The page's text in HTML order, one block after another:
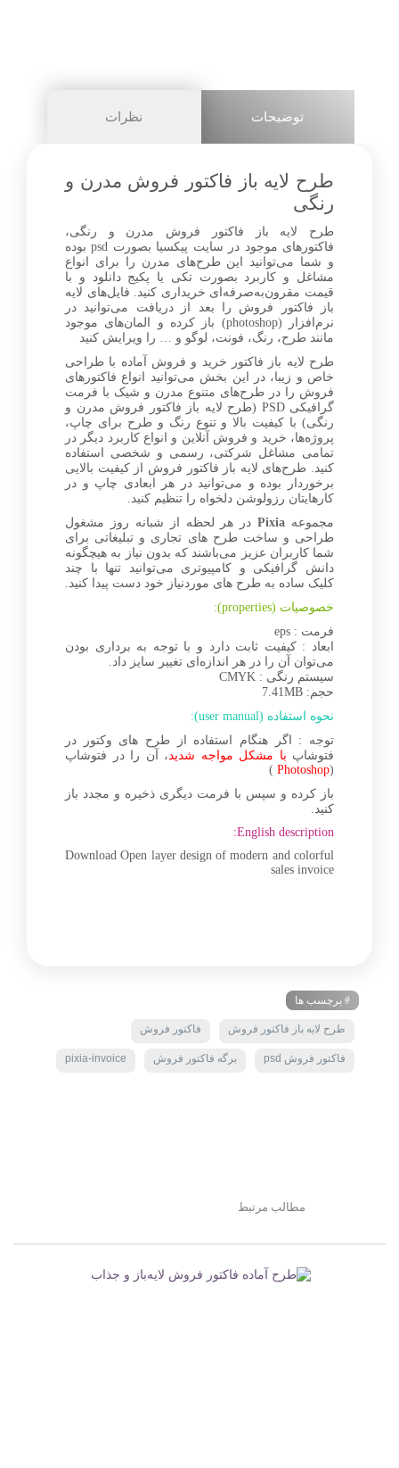
0
توضیحات نظرات
طرح لایه باز فاکتور فروش مدرن و
رنگی
طرح لایه باز فاکتور فروش مدرن و رنگی،
فاکتورهای موجود در سایت پیکسیا بصورت psd بوده
و شما می‌توانید این طرح‌های مدرن را برای انواع
مشاغل و کاربرد بصورت تکی یا پکیج دانلود و با
قیمت مقرون‌به‌صرفه‌ای خریداری کنید. فایل‌های لایه
باز فاکتور فروش را بعد از دریافت می‌توانید در
نرم‌افزار (photoshop) باز کرده و المان‌های موجود
مانند طرح، رنگ، فونت، لوگو و … را ویرایش کنید
طرح لایه باز فاکتور خرید و فروش آماده با طراحی
خاص و زیبا، در این بخش می‌توانید انواع فاکتورهای
فروش را در طرح‌های متنوع مدرن و شیک با فرمت
گرافیکی PSD (طرح لایه باز فاکتور فروش مدرن و
رنگی) با کیفیت بالا و تنوع رنگ و طرح برای چاپ،
پروژه‌ها، خرید و فروش آنلاین و انواع کاربرد دیگر در
تمامی مشاغل شرکتی، رسمی و شخصی استفاده
کنید. طرح‌های لایه باز فاکتور فروش از کیفیت بالایی
برخوردار بوده و می‌توانید در هر ابعادی چاپ و در
کارهایتان رزولوشن دلخواه را تنظیم کنید.
مجموعه Pixia در هر لحظه از شبانه روز مشغول
طراحی و ساخت طرح های تجاری و تبلیغاتی برای
شما کاربران عزیز می‌باشند که بدون نیاز به هیچگونه
دانش گرافیکی و کامپیوتری می‌توانید تنها با چند
کلیک ساده به طرح های موردنیاز خود دست پیدا کنید.
خصوصیات (properties):
فرمت : eps
ابعاد : کیفیت ثابت دارد و با توجه به برداری بودن
می‌توان آن را در هر اندازه‌ای تغییر سایز داد.
سیستم رنگی : CMYK
حجم: 7.41MB
نحوه استفاده (user manual):
توجه : اگر هنگام استفاده از طرح های وکتور در
فتوشاپ با مشکل مواجه شدید، آن را در فتوشاپ
(
Photoshop
)
باز کرده و سپس با فرمت دیگری ذخیره و مجدد باز
کنید.
English description:
Download Open layer design of modern and colorful
sales invoice
# برچسب ها
طرح لایه باز فاکتور فروش فاکتور فروش
فاکتور فروش psd برگه فاکتور فروش pixia-invoice
مطالب مرتبط